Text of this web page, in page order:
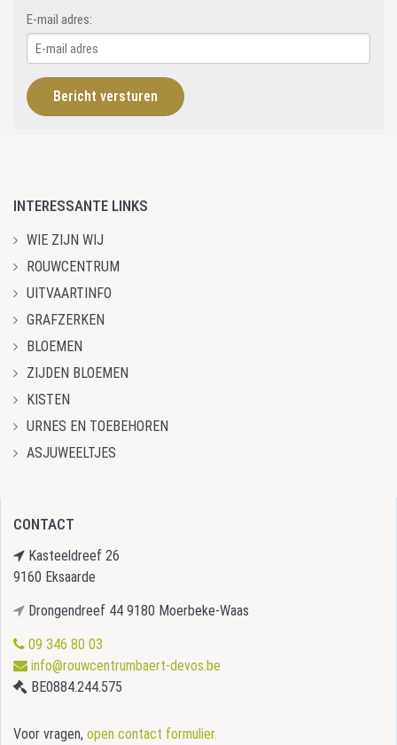
E-mail adres:
INTERESSANTE LINKS
WIE ZIJN WIJ
ROUWCENTRUM
UITVAARTINFO
GRAFZERKEN
BLOEMEN
ZIJDEN BLOEMEN
KISTEN
URNES EN TOEBEHOREN
ASJUWEELTJES
CONTACT
Kasteeldreef 26
9160 Eksaarde
Drongendreef 44 9180 Moerbeke-Waas
09 346 80 03
info@rouwcentrumbaert-devos.be
BE0884.244.575
Voor vragen, open contact formulier.